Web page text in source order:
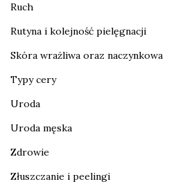
Ruch
Rutyna i kolejność pielęgnacji
Skóra wrażliwa oraz naczynkowa
Typy cery
Uroda
Uroda męska
Zdrowie
Złuszczanie i peelingi